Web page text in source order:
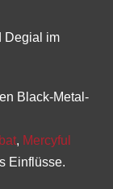
Degial im
Black-Metal-
, Mercyful
Einflüsse.